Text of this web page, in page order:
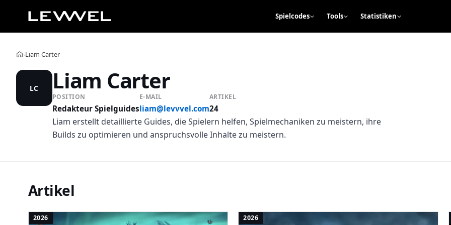
Spielcodes Tools Statistiken
Startseite
›Liam Carter
LC Liam Carter
POSITION
Redakteur Spielguides
E-MAIL
liam@levvvel.com
ARTIKEL
24
Liam erstellt detaillierte Guides, die Spielern helfen, Spielmechaniken zu meistern, ihre
Builds zu optimieren und anspruchsvolle Inhalte zu meistern.
Artikel
2026 2026